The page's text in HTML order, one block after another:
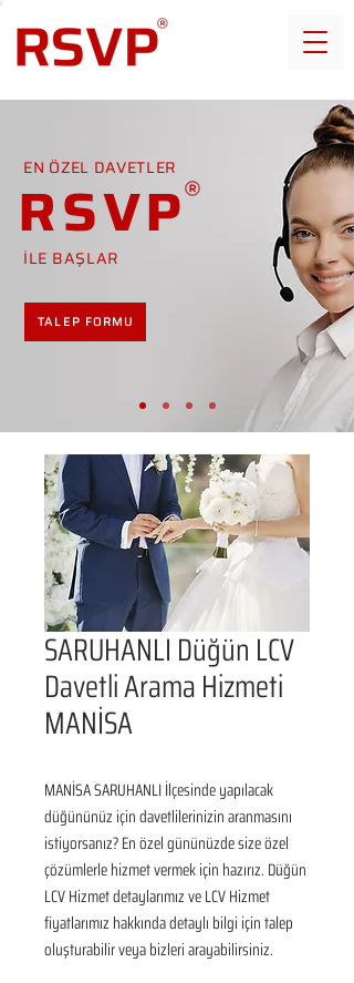
EN ÖZEL DAVETLER
RSVP
İLE BAŞLAR
TALEP FORMU
SARUHANLI Düğün LCV
Davetli Arama Hizmeti
MANİSA
MANİSA SARUHANLI İlçesinde yapılacak
düğününüz için davetlilerinizin aranmasını
istiyorsanız? En özel gününüzde size özel
çözümlerle hizmet vermek için hazırız. Düğün
LCV Hizmet detaylarımız ve LCV Hizmet
fiyatlarımız hakkında detaylı bilgi için talep
oluşturabilir veya bizleri arayabilirsiniz.